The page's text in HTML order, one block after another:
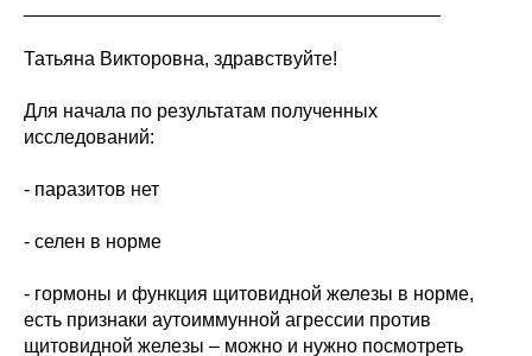
Татьяна Викторовна, здравствуйте!
Для начала по результатам полученных
исследований:
- паразитов нет
- селен в норме
- гормоны и функция щитовидной железы в норме,
есть признаки аутоиммунной агрессии против
щитовидной железы – можно и нужно посмотреть